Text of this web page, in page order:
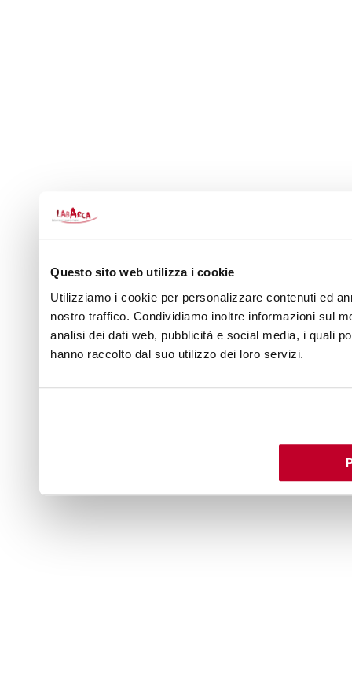
Questo sito web utilizza i cookie
Utilizziamo i cookie per personalizzare contenuti ed
nostro traffico. Condividiamo inoltre informazioni sul
analisi dei dati web, pubblicità e social media, i quali
hanno raccolto dal suo utilizzo dei loro servizi.